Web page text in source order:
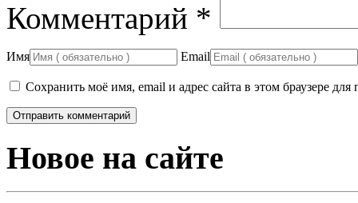
Комментарий *
Имя Email
Сохранить моё имя, email и адрес сайта в этом браузере
Новое на сайте